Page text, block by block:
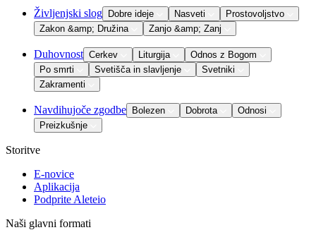
Življenjski slog Dobre ideje Nasveti
Prostovoljstvo
Zakon &amp; Družina
Zanjo &amp; Zanj
Duhovnost Cerkev Liturgija
Odnos z Bogom
Po smrti
Svetišča in slavljenje
Svetniki
Zakramenti
Navdihujoče zgodbe Bolezen Dobrota
Odnosi
Preizkušnje
Storitve
E-novice
Aplikacija
Podprite Aleteio
Naši glavni formati